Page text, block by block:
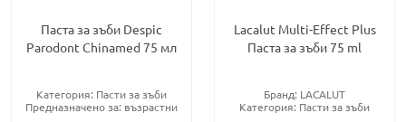
Паста за зъби Despic
Parodont Chinamed 75 мл
Категория: Пасти за зъби
Предназначено за: възрастни
Lacalut Multi-Effect Plus
Паста за зъби 75 ml
Бранд: LACALUT
Категория: Пасти за зъби